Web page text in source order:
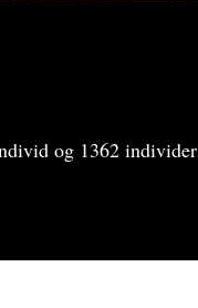
og 1362 individer